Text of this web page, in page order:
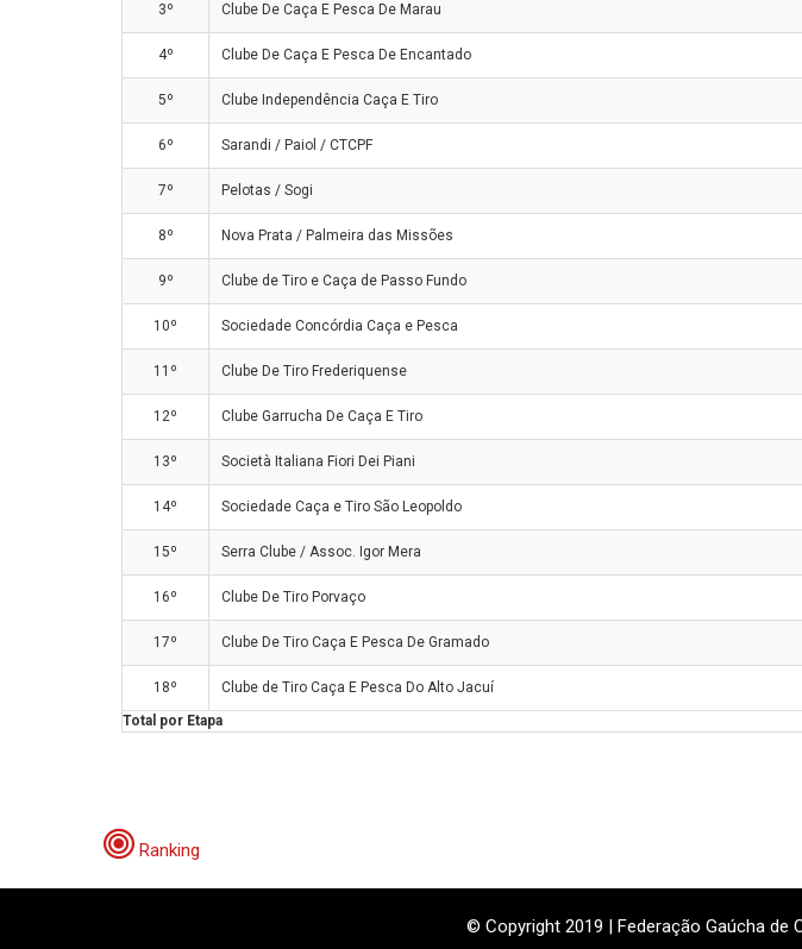
3º Clube De Caça E Pesca De Marau
4º Clube De Caça E Pesca De Encantado
5º Clube Independência Caça E Tiro
6º Sarandi / Paiol / CTCPF
7º Pelotas / Sogi
8º Nova Prata / Palmeira das Missões
9º Clube de Tiro e Caça de Passo Fundo
10º Sociedade Concórdia Caça e Pesca
11º Clube De Tiro Frederiquense
12º Clube Garrucha De Caça E Tiro
13º Società Italiana Fiori Dei Piani
14º Sociedade Caça e Tiro São Leopoldo
15º Serra Clube / Assoc. Igor Mera
16º Clube De Tiro Porvaço
17º Clube De Tiro Caça E Pesca De Gramado
18º Clube de Tiro Caça E Pesca Do Alto Jacuí
Total por Etapa
Ranking
© Copyright 2019 | Federação Gaúcha de